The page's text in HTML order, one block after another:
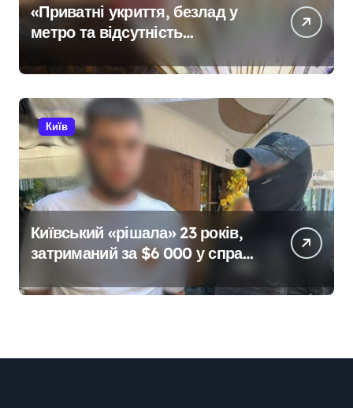
«Приватні укриття, безлад у
метро та відсутність
стратегії»: критика політики
безпеки Києва
Київ
Київський «рішала» 23 років,
затриманий за $6 000 у справі
про «звільнення» від
мобілізації